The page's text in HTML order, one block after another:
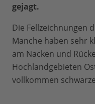
gejagt.
Die Fellzeichnungen
Manche haben sehr
am Nacken und
Hochlandgebieten
vollkommen